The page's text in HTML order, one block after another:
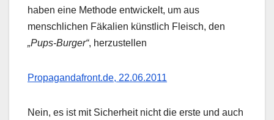
haben eine Methode entwickelt, um aus
menschlichen Fäkalien künstlich Fleisch, den
„Pups-Burger“, herzustellen
Propagandafront.de, 22.06.2011
Nein, es ist mit Sicherheit nicht die erste und auch